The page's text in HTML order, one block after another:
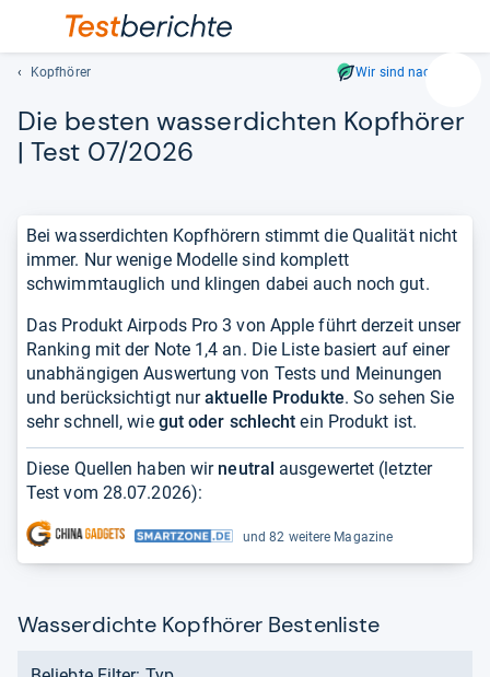
Geben
ein.
und
lassen
sich
mit
Kopfhörer Wir sind nachhaltig
Die bes­ten was­ser­dich­ten Kopf­hö­rer
| Test 07/2026
Bei wasserdichten Kopfhörern stimmt die Qualität nicht
immer. Nur wenige Modelle sind komplett
schwimmtauglich und klingen dabei auch noch gut.
Das Produkt Airpods Pro 3 von Apple führt derzeit unser
Ranking mit der Note 1,4 an. Die Liste basiert auf einer
unabhängigen Auswertung von Tests und Meinungen
und berücksichtigt nuraktuelle Produkte. So sehen Sie
sehr schnell, wie gut oder schlecht ein Produkt ist.
Diese Quellen haben wir neutral ausgewertet (letzter
Test vom 28.07.2026):
und 82 weitere Magazine
Wasserdichte Kopfhörer Bestenliste